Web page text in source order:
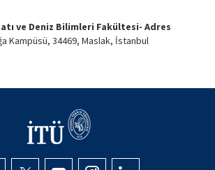
ve Deniz Bilimleri Fakültesi- Adres
Kampüsü, 34469, Maslak, İstanbul